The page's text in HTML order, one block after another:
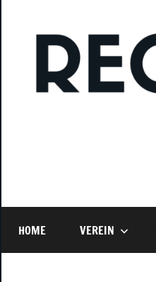
Homepage
der
Grenzach-
Wyhlen
HOME VEREIN